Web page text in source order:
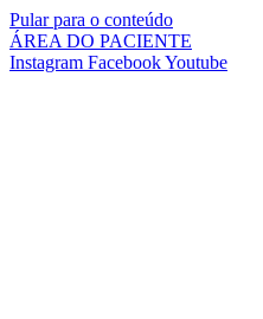
Pular para o conteúdo
ÁREA DO PACIENTE
Instagram FacebookYoutube